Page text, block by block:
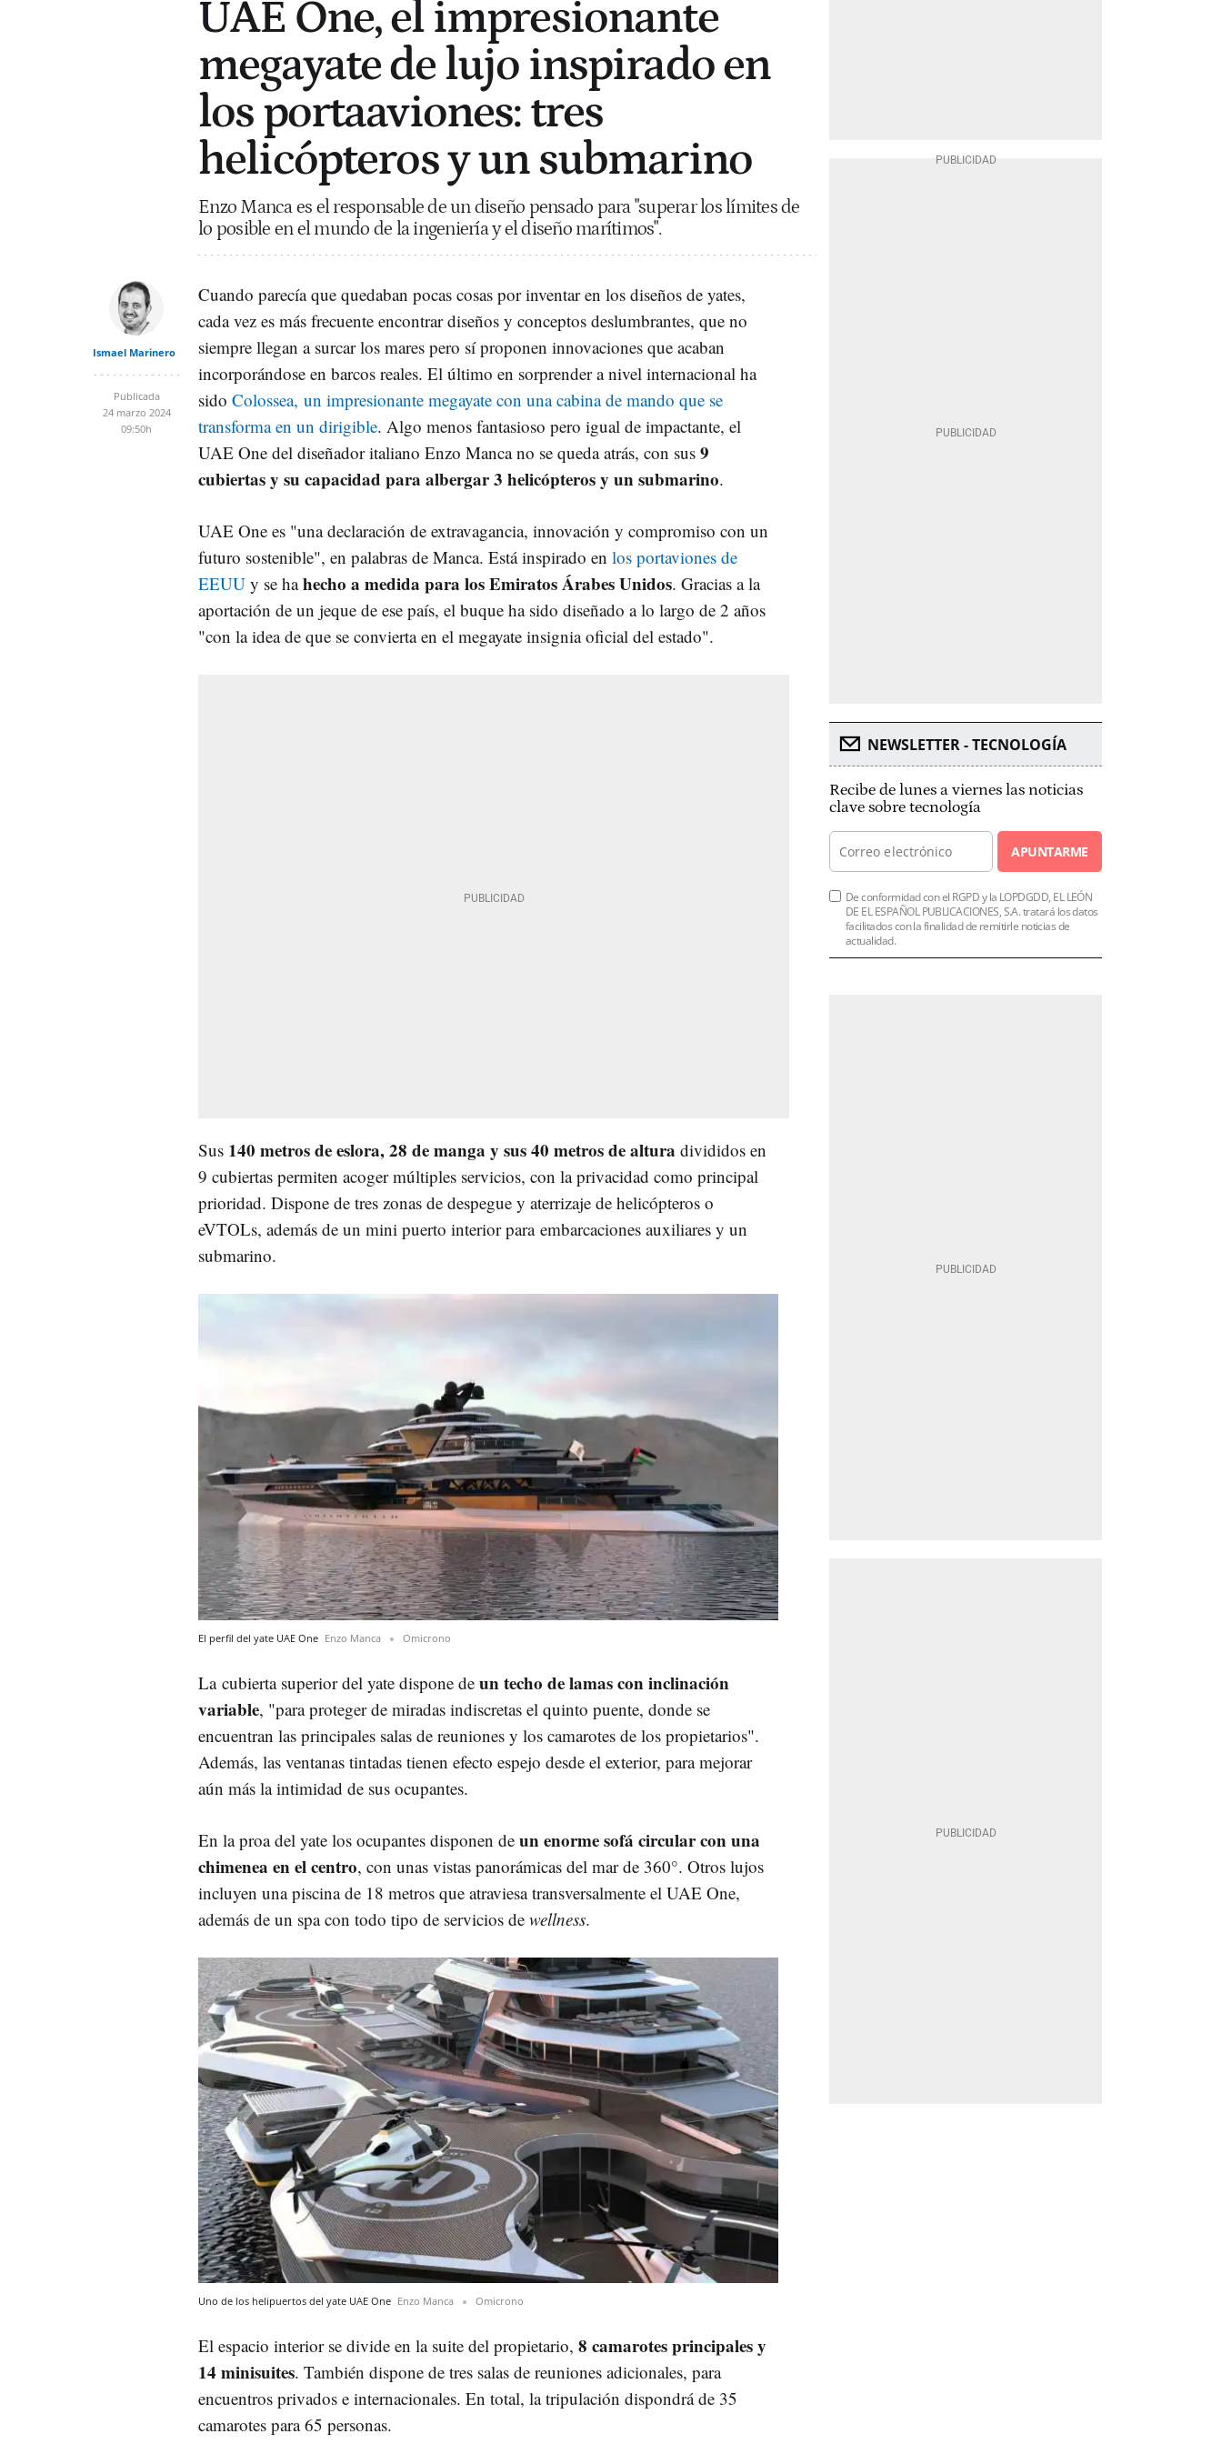
UAE One, el impresionante
megayate de lujo inspirado en
los portaaviones: tres
helicópteros y un submarino
Enzo Manca es el responsable de un diseño pensado para "superar los límites de
lo posible en el mundo de la ingeniería y el diseño marítimos".
Ismael Marinero
Publicada
24 marzo 2024
09:50h
Cuando parecía que quedaban pocas cosas por inventar en los diseños de yates,
cada vez es más frecuente encontrar diseños y conceptos deslumbrantes, que no
siempre llegan a surcar los mares pero sí proponen innovaciones que acaban
incorporándose en barcos reales. El último en sorprender a nivel internacional ha
sido Colossea, un impresionante megayate con una cabina de mando que se
transforma en un dirigible. Algo menos fantasioso pero igual de impactante, el
UAE One del diseñador italiano Enzo Manca no se queda atrás, con sus 9
cubiertas y su capacidad para albergar 3 helicópteros y un submarino.
UAE One es "una declaración de extravagancia, innovación y compromiso con un
futuro sostenible", en palabras de Manca. Está inspirado en los portaviones de
EEUU y se hahecho a medida para los Emiratos Árabes Unidos. Gracias a la
aportación de un jeque de ese país, el buque ha sido diseñado a lo largo de 2 años
"con la idea de que se convierta en el megayate insignia oficial del estado".
Sus 140 metros de eslora, 28 de manga y sus 40 metros de altura divididos en
9 cubiertas permiten acoger múltiples servicios, con la privacidad como principal
prioridad. Dispone de tres zonas de despegue y aterrizaje de helicópteros o
eVTOLs, además de un mini puerto interior para embarcaciones auxiliares y un
submarino.
El perfil del yate UAE One Enzo Manca Omicrono
La cubierta superior del yate dispone de un techo de lamas con inclinación
variable, "para proteger de miradas indiscretas el quinto puente, donde se
encuentran las principales salas de reuniones y los camarotes de los propietarios".
Además, las ventanas tintadas tienen efecto espejo desde el exterior, para mejorar
aún más la intimidad de sus ocupantes.
En la proa del yate los ocupantes disponen de un enorme sofá circular con una
chimenea en el centro, con unas vistas panorámicas del mar de 360°. Otros lujos
incluyen una piscina de 18 metros que atraviesa transversalmente el UAE One,
además de un spa con todo tipo de servicios de wellness.
Uno de los helipuertos del yate UAE One Enzo Manca Omicrono
El espacio interior se divide en la suite del propietario, 8 camarotes principales y
14 minisuites. También dispone de tres salas de reuniones adicionales, para
encuentros privados e internacionales. En total, la tripulación dispondrá de 35
camarotes para 65 personas.
NEWSLETTER - TECNOLOGÍA
Recibe de lunes a viernes las noticias
clave sobre tecnología
APUNTARME
De conformidad con el RGPD y la LOPDGDD, EL LEÓN
DE EL ESPAÑOL PUBLICACIONES, S.A. tratará los datos
facilitados con la finalidad de remitirle noticias de
actualidad.